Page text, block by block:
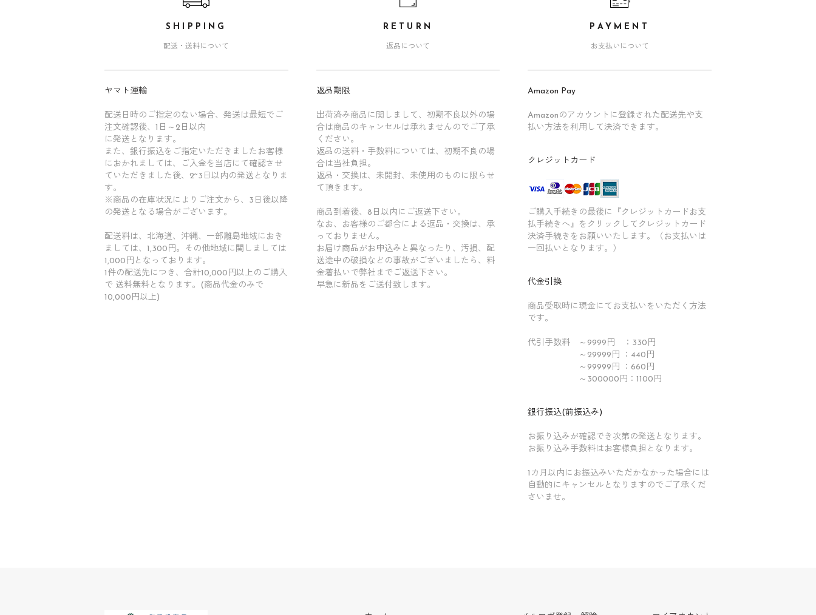
SHIPPING
配送・送料について
ヤマト運輸
配送日時のご指定のない場合、発送は最短でご
注文確認後、1日～2日以内
に発送となります。
また、銀行振込をご指定いただきましたお客様
におかれましては、ご入金を当店にて確認させ
ていただきました後、2~3日以内の発送となりま
す。
※商品の在庫状況によりご注文から、3日後以降
の発送となる場合がございます。
配送料は、北海道、沖縄、一部離島地域におき
ましては、1,300円。その他地域に関しましては
1,000円となっております。
1件の配送先につき、合計10,000円以上のご購入
で 送料無料となります。(商品代金のみで
10,000円以上)
RETURN
返品について
返品期限
出荷済み商品に関しまして、初期不良以外の場
合は商品のキャンセルは承れませんのでご了承
ください。
返品の送料・手数料については、初期不良の場
合は当社負担。
返品・交換は、未開封、未使用のものに限らせ
て頂きます。
商品到着後、8日以内にご返送下さい。
なお、お客様のご都合による返品・交換は、承
っておりません。
お届け商品がお申込みと異なったり、汚損、配
送途中の破損などの事故がございましたら、料
金着払いで弊社までご返送下さい。
早急に新品をご送付致します。
PAYMENT
お支払いについて
Amazon Pay
Amazonのアカウントに登録された配送先や支
払い方法を利用して決済できます。
クレジットカード
ご購入手続きの最後に『クレジットカードお支
払手続きへ』をクリックしてクレジットカード
決済手続きをお願いいたします。（お支払いは
一回払いとなります。）
代金引換
商品受取時に現金にてお支払いをいただく方法
です。
代引手数料 ～9999円 ：330円
～29999円 ：440円
～99999円 ：660円
～300000円：1100円
銀行振込(前振込み)
お振り込みが確認でき次第の発送となります。
お振り込み手数料はお客様負担となります。
1カ月以内にお振込みいただかなかった場合には
自動的にキャンセルとなりますのでご了承くだ
さいませ。